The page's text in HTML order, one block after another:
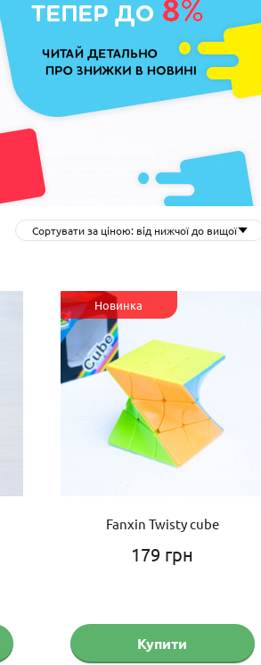
Сортувати за ціною: від нижчої до вищої
Fanxin Twisty cube
179 грн
Новинка
Купити